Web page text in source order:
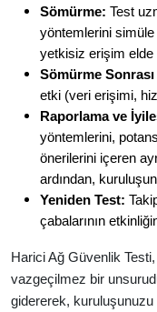
Sömürme: Test
yöntemlerini simüle
yetkisiz erişim elde
Sömürme
etki (veri erişimi,
Raporlama ve
yöntemlerini,
önerilerini içeren
ardından,
Yeniden Test:
çabalarının
Harici Ağ Güvenlik
vazgeçilmez bir
gidererek,